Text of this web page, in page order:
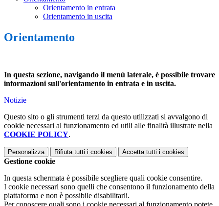
Orientamento in entrata
Orientamento in uscita
Orientamento
In questa sezione, navigando il menù laterale, è possibile trovare
informazioni sull'orientamento in entrata e in uscita.
Notizie
Questo sito o gli strumenti terzi da questo utilizzati si avvalgono di
cookie necessari al funzionamento ed utili alle finalità illustrate nella
COOKIE POLICY.
Personalizza Rifiuta tutti i cookies Accetta tutti i cookies
Gestione cookie
In questa schermata è possibile scegliere quali cookie consentire.
I cookie necessari sono quelli che consentono il funzionamento della
piattaforma e non è possibile disabilitarli.